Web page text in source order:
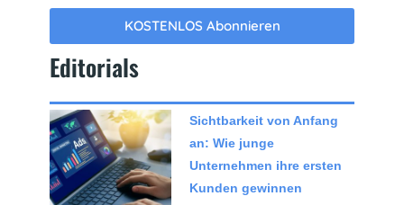
KOSTENLOS Abonnieren
Editorials
Sichtbarkeit von Anfang
an: Wie junge
Unternehmen ihre ersten
Kunden gewinnen